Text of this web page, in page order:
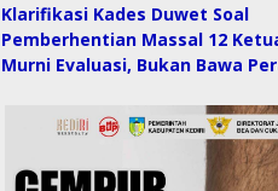
Klarifikasi Kades Duwet Soal
Pemberhentian Massal 12
Murni Evaluasi, Bukan Bawa